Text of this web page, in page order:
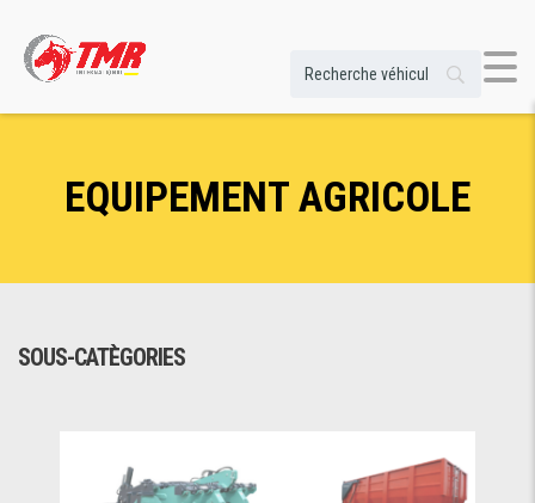
EQUIPEMENT AGRICOLE
SOUS-CATÈGORIES